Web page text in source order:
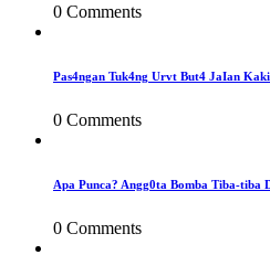
0 Comments
Pas4ngan Tuk4ng Urvt But4 JaIan
0 Comments
Apa Punca? Angg0ta Bomba Tiba-tiba
0 Comments